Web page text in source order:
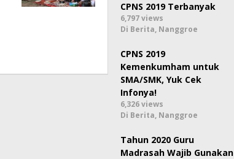
CPNS 2019 Terbanyak
6,797 views
Di Berita, Nanggroe
CPNS 2019
Kemenkumham untuk
SMA/SMK, Yuk Cek
Infonya!
6,326 views
Di Berita, Nanggroe
Tahun 2020 Guru
Madrasah Wajib Gunakan